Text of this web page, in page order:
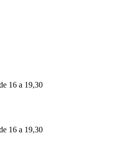
16 a 19,30
16 a 19,30